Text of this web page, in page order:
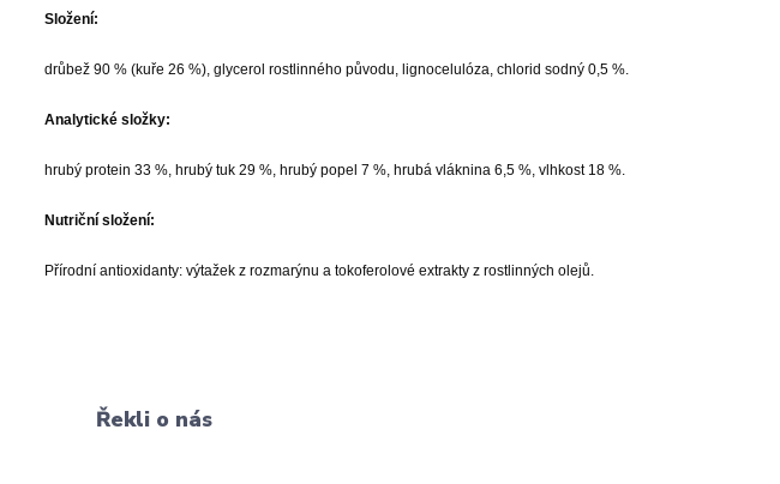
Složení:
drůbež 90 % (kuře 26 %), glycerol rostlinného původu, lignocelulóza, chlorid sodný 0,5 %.
Analytické složky:
hrubý protein 33 %, hrubý tuk 29 %, hrubý popel 7 %, hrubá vláknina 6,5 %, vlhkost 18 %.
Nutriční složení:
Přírodní antioxidanty: výtažek z rozmarýnu a tokoferolové extrakty z rostlinných olejů.
Řekli o nás